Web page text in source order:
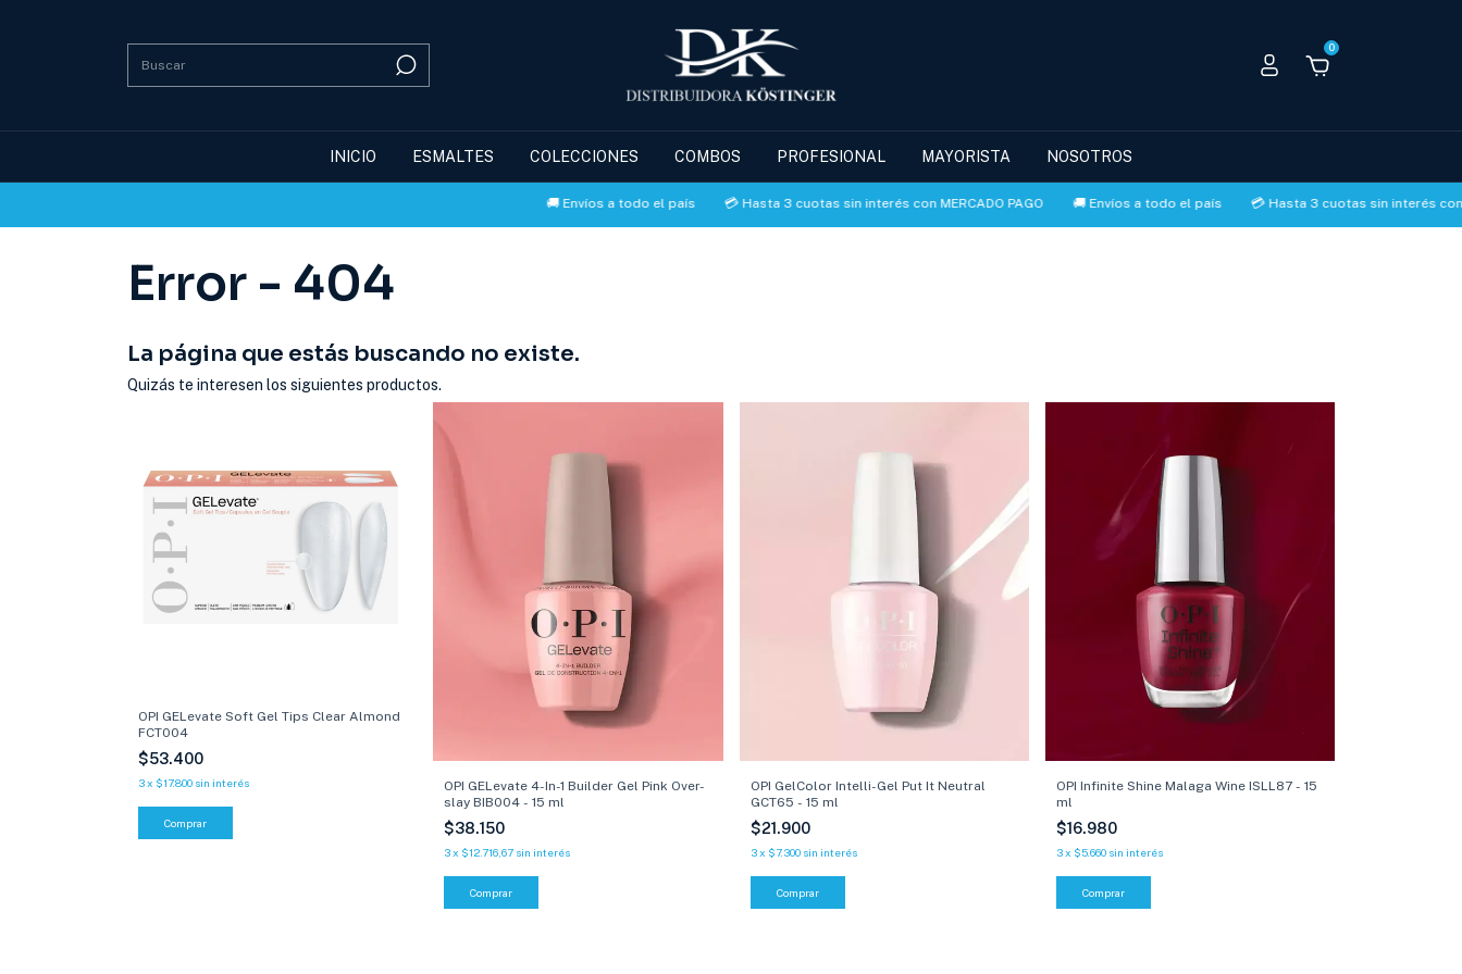
0
INICIO ESMALTES COLECCIONES COMBOS PROFESIONAL MAYORISTA NOSOTROS
🚚 Envíos a todo el país 💳 Hasta 3 cuotas sin interés con MERCADO PAGO 🚚 Envíos a todo el país 💳 Hasta 3 cuotas sin interés con
Error - 404
La página que estás buscando no existe.
Quizás te interesen los siguientes productos.
OPI GELevate Soft Gel Tips Clear Almond
FCT004
$53.400
3x $17.800 sin interés
OPI GELevate 4-In-1 Builder Gel Pink Over-
slay BIB004 - 15 ml
$38.150
3x $12.716,67 sin interés
OPI GelColor Intelli-Gel Put It Neutral
GCT65 - 15 ml
$21.900
3 x $7.300 sin interés
Comprar
OPI Infinite Shine Malaga Wine ISLL87 - 15
ml
$16.980
3x $5.660 sin interés
Comprar